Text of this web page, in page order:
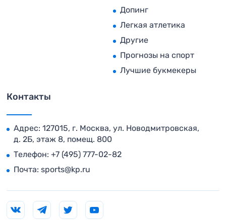
Допинг
Легкая атлетика
Другие
Прогнозы на спорт
Лучшие букмекеры
Контакты
Адрес: 127015, г. Москва, ул. Новодмитровская,
д. 2Б, этаж 8, помещ. 800
Телефон: +7 (495) 777-02-82
Почта: sports@kp.ru